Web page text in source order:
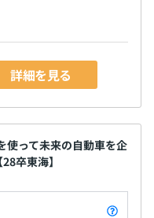
詳細を見る
って未来の自動車を企
卒東海】